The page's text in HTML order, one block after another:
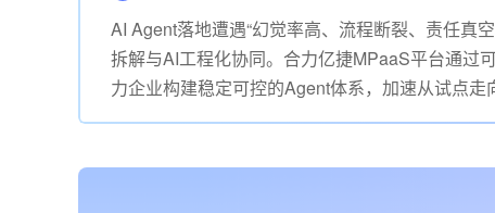
AI Agent落地遭遇“幻觉率高、流程断裂、责任真
拆解与AI工程化协同。合力亿捷MPaaS平台通过
力企业构建稳定可控的Agent体系，加速从试点走